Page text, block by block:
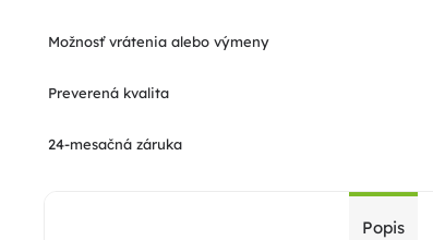
Možnosť vrátenia alebo výmeny
Preverená kvalita
24-mesačná záruka
Popis